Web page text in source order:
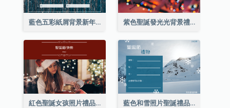
藍色五彩紙屑背景新年銷售禮品卡 紫色聖誕發光光背景禮品卡
紅色聖誕女孩照片禮品卡 藍色和雪照片聖誕禮品卡